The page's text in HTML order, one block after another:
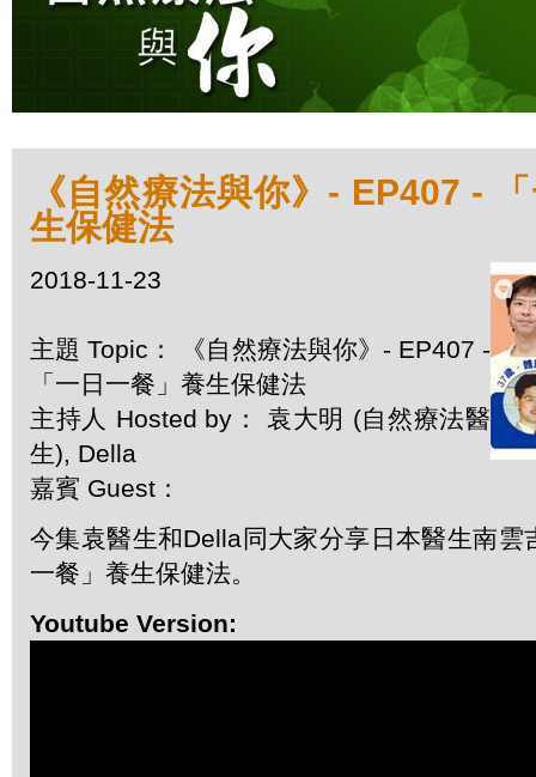
《自然療法與你》- EP407 -
生保健法
2018-11-23
主題 Topic： 《自然療法與你》- EP407 -
「一日一餐」養生保健法
主持人 Hosted by： 袁大明 (自然療法醫
生), Della
嘉賓 Guest：
今集袁醫生和Della同大家分享日本醫生南雲
一餐」養生保健法。
Youtube Version: